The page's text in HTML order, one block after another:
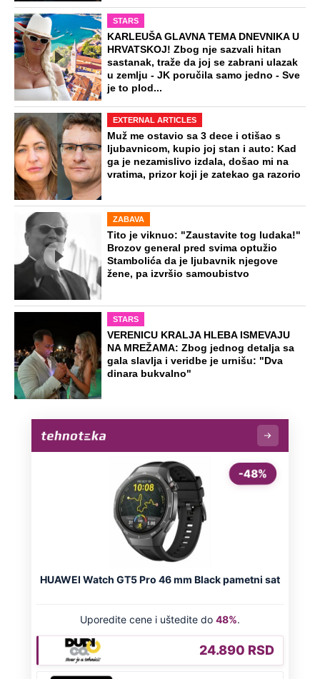
STARS
KARLEUŠA GLAVNA TEMA DNEVNIKA U
HRVATSKOJ! Zbog nje sazvali hitan
sastanak, traže da joj se zabrani ulazak
u zemlju - JK poručila samo jedno - Sve
je to plod...
EXTERNAL ARTICLES
Muž me ostavio sa 3 dece i otišao s
ljubavnicom, kupio joj stan i auto: Kad
ga je nezamislivo izdala, došao mi na
vratima, prizor koji je zatekao ga razorio
ZABAVA
Tito je viknuo: "Zaustavite tog ludaka!"
Brozov general pred svima optužio
Stambolića da je ljubavnik njegove
žene, pa izvršio samoubistvo
STARS
VERENICU KRALJA HLEBA ISMEVAJU
NA MREŽAMA: Zbog jednog detalja sa
gala slavlja i veridbe je urnišu: "Dva
dinara bukvalno"